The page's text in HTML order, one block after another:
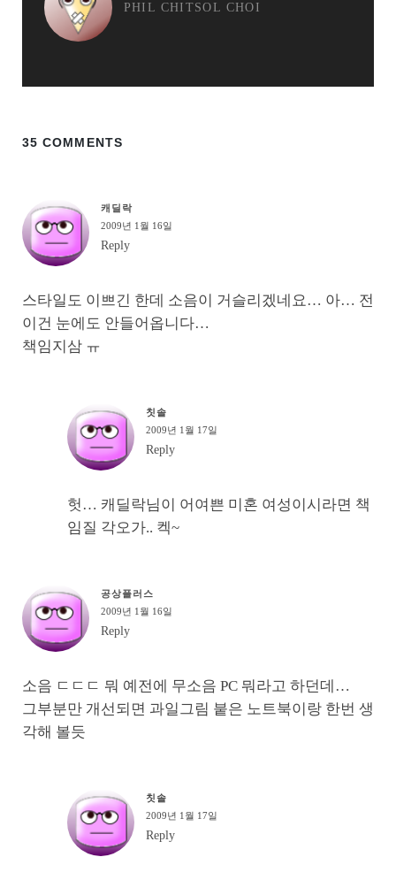
PHIL CHITSOL CHOI
35 COMMENTS
캐딜락
2009년 1월 16일
Reply
스타일도 이쁘긴 한데 소음이 거슬리겠네요… 아… 전
이건 눈에도 안들어옵니다…
책임지삼 ㅠ
칫솔
2009년 1월 17일
Reply
헛… 캐딜락님이 어여쁜 미혼 여성이시라면 책
임질 각오가.. 켁~
공상플러스
2009년 1월 16일
Reply
소음 ㄷㄷㄷ 뭐 예전에 무소음 PC 뭐라고 하던데…
그부분만 개선되면 과일그림 붙은 노트북이랑 한번 생
각해 볼듯
칫솔
2009년 1월 17일
Reply